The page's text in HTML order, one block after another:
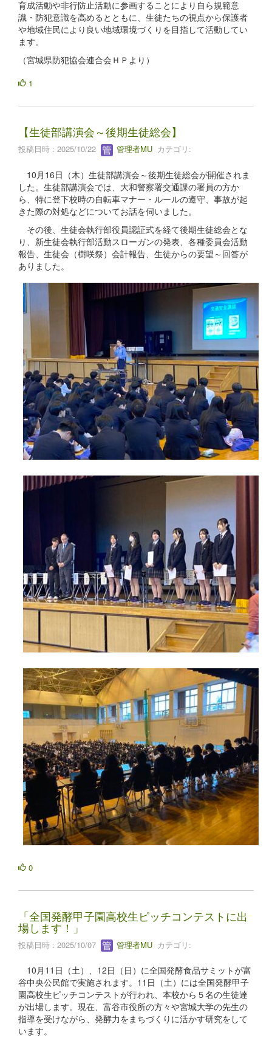
育成活動や非行防止活動に参画することにより自ら規範意
識・防犯意識を高めるとともに、生徒たちの視点から保護者
や地域住民により良い地域環境づくりを目指して活動してい
ます。
（宮城県防犯協会連合会ＨＰより）
1
【生徒部講演会～後期生徒総会】
投稿日時 : 2025/10/22 管理者MU カテゴリ:
10月16日（木）生徒部講演会～後期生徒総会が開催されま
した。生徒部講演会では、大和警察署交通課の署員の方か
ら、特に登下校時の自転車マナー・ルールの遵守、事故が起
きた際の対処などについてお話を伺いました。
その後、生徒会執行部役員認証式を経て後期生徒総会とな
り、新生徒会執行部活動スローガンの発表、各種委員会活動
報告、生徒会（樹咲祭）会計報告、生徒からの要望～回答が
ありました。
0
「全国発酵甲子園高校生ピッチコンテストに出
場します！」
投稿日時 : 2025/10/07 管理者MU カテゴリ:
10月11日（土）、12日（日）に全国発酵食品サミットが富
谷中央公民館で実施されます。11日（土）には全国発酵甲子
園高校生ピッチコンテストが行われ、本校から５名の生徒達
が出場します。現在、富谷市役所の方々や宮城大学の先生の
指導を受けながら、発酵力をまちづくりに活かす研究をして
います。